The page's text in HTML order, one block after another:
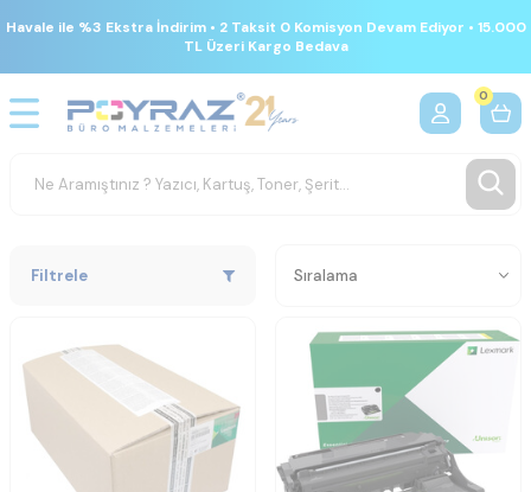
Havale ile %3 Ekstra İndirim • 2 Taksit 0 Komisyon Devam Ediyor • 15.000
TL Üzeri Kargo Bedava
0
Filtrele